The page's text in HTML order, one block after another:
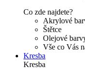
Co zde najdete?
Akrylové
Štětce
Olejové
Vše co Vás
Kresba
Kresba